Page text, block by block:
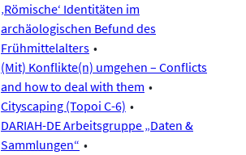
‚Römische‘ Identitäten im
archäologischen Befund des
Frühmittelalters
(Mit) Konflikte(n) umgehen – Conflicts
and how to deal with them
Cityscaping (Topoi C-6)
DARIAH-DE Arbeitsgruppe „Daten &
Sammlungen“